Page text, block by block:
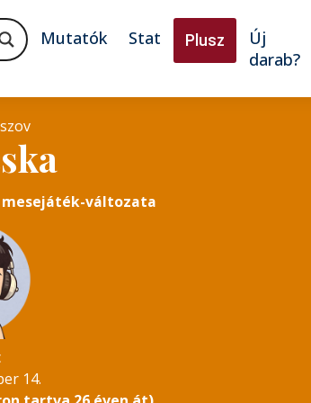
Mutatók Stat Plusz
Új
darab?
mesejáték-változata
14.